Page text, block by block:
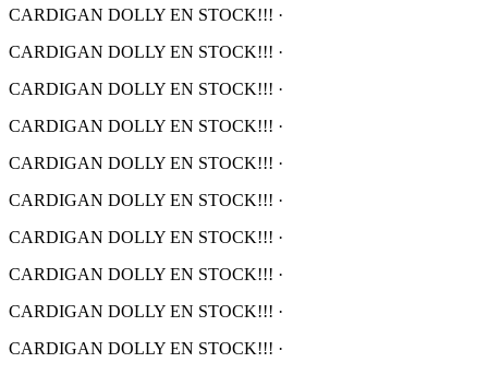
CARDIGAN DOLLY EN STOCK!!! ·
CARDIGAN DOLLY EN STOCK!!! ·
CARDIGAN DOLLY EN STOCK!!! ·
CARDIGAN DOLLY EN STOCK!!! ·
CARDIGAN DOLLY EN STOCK!!! ·
CARDIGAN DOLLY EN STOCK!!! ·
CARDIGAN DOLLY EN STOCK!!! ·
CARDIGAN DOLLY EN STOCK!!! ·
CARDIGAN DOLLY EN STOCK!!! ·
CARDIGAN DOLLY EN STOCK!!! ·